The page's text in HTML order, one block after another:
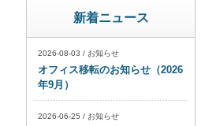
新着ニュース
2026-08-03 / お知らせ
オフィス移転のお知らせ（2026
年9月）
2026-06-25 / お知らせ